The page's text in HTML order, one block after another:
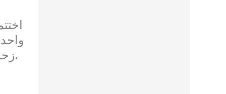
زحلة والبقاع بمشاركة اكثر من 150 شاباً وشابة من مختلف الطوائف والكنائس والأساقفة.